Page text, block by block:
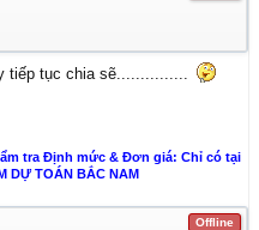
tiếp tục chia sẽ...............
tra Định mức & Đơn giá: Chỉ có tại
DỰ TOÁN BẮC NAM
Offline